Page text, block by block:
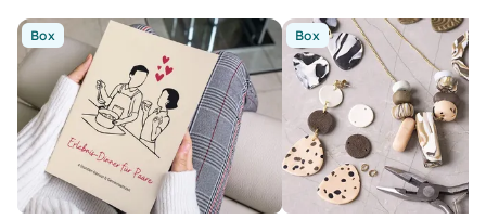
Box Box